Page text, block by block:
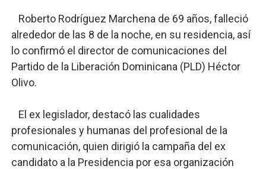
Roberto Rodríguez Marchena de 69 años, falleció
alrededor de las 8 de la noche, en su residencia, así
lo confirmó el director de comunicaciones del
Partido de la Liberación Dominicana (PLD) Héctor
Olivo.
El ex legislador, destacó las cualidades
profesionales y humanas del profesional de la
comunicación, quien dirigió la campaña del ex
candidato a la Presidencia por esa organización